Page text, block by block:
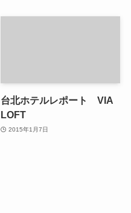
台北ホテルレポート VIA
LOFT
2015年1月7日